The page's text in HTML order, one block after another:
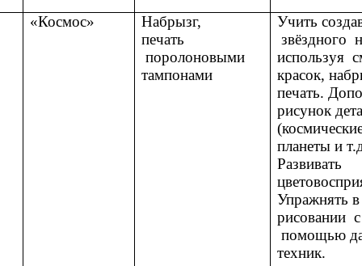
«Космос»
Набрызг,
печать
поролоновыми
тампонами
Учить
звёздного
используя
красок,
печать.
рисунок
планеты и
Развивать
Упражнять в
рисовании с
помощью
техник.